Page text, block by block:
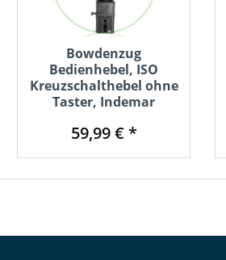
Bowdenzug
Bedienhebel, ISO
Kreuzschalthebel ohne
Taster, Indemar
59,99 € *